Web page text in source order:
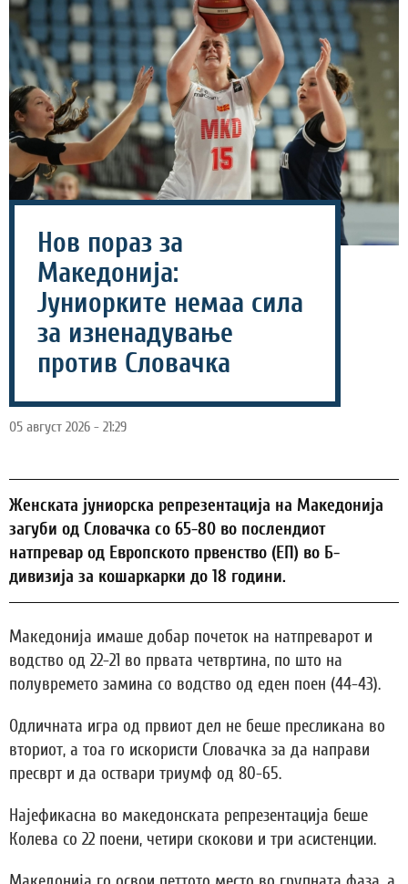
Нов пораз за
Македонија:
Јуниорките немаа сила
за изненадување
против Словачка
05 август 2026 - 21:29
Женската јуниорска репрезентација на Македонија
загуби од Словачка со 65-80 во послендиот
натпревар од Европското првенство (ЕП) во Б-
дивизија за кошаркарки до 18 години.
Македонија имаше добар почеток на натпреварот и
водство од 22-21 во првата четвртина, по што на
полувремето замина со водство од еден поен (44-43).
Одличната игра од првиот дел не беше пресликана во
вториот, а тоа го искористи Словачка за да направи
пресврт и да оствари триумф од 80-65.
Најефикасна во македонската репрезентација беше
Колева со 22 поени, четири скокови и три асистенции.